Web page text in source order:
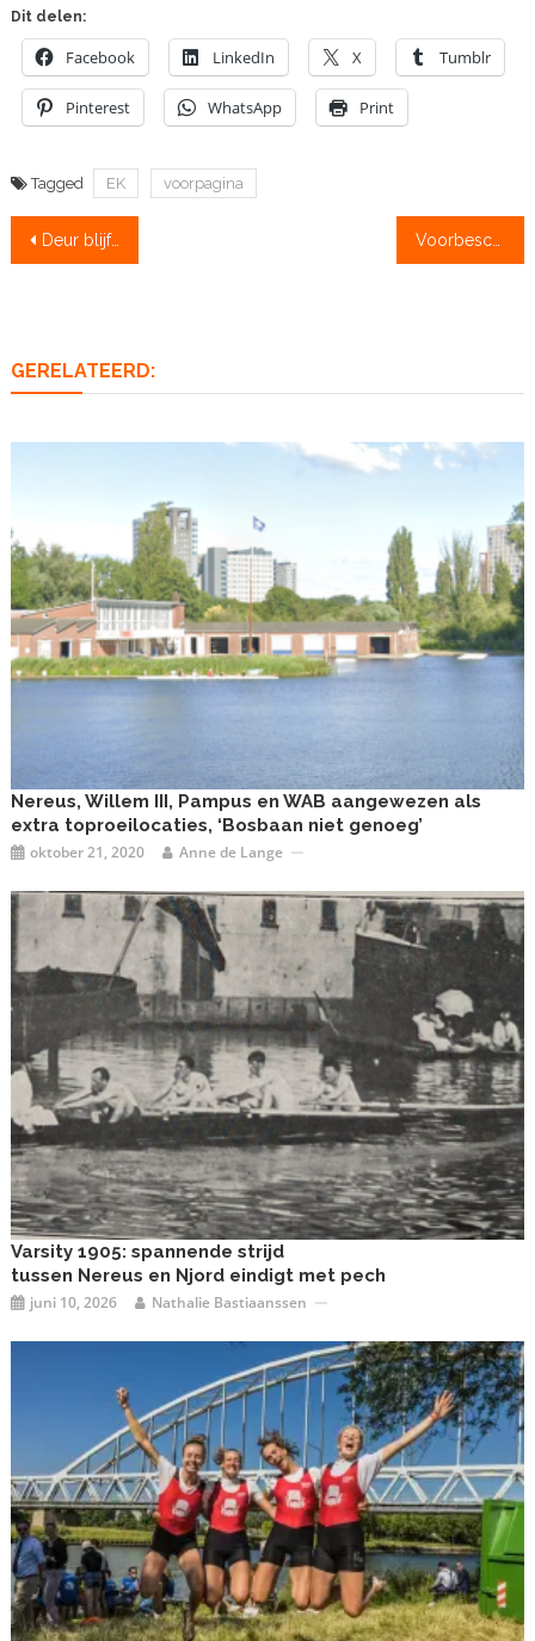
Dit delen:
Facebook LinkedIn X Tumblr
Pinterest WhatsApp Print
Tagged EK voorpagina
Bericht
Deur blijft vooralsnog op slot voor Marieke Keijser Voorbeschouwing Europese kampioenschappen: mannen
GERELATEERD:
Nereus, Willem III, Pampus en WAB aangewezen als
extra toproeilocaties, ‘Bosbaan niet genoeg’
oktober 21, 2020 Anne de Lange
Varsity 1905: spannende strijd
tussen Nereus en Njord eindigt met pech
juni 10, 2026 Nathalie Bastiaanssen